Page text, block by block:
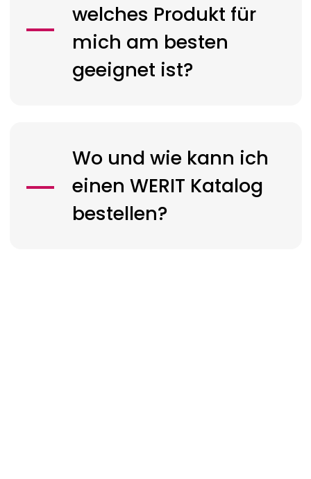
welches Produkt für
mich am besten
geeignet ist?
Wo und wie kann ich
einen WERIT Katalog
bestellen?